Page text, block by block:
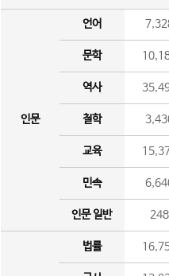
인문
언어
문학
역사
철학
교육
민속
인문 일반 248
법률